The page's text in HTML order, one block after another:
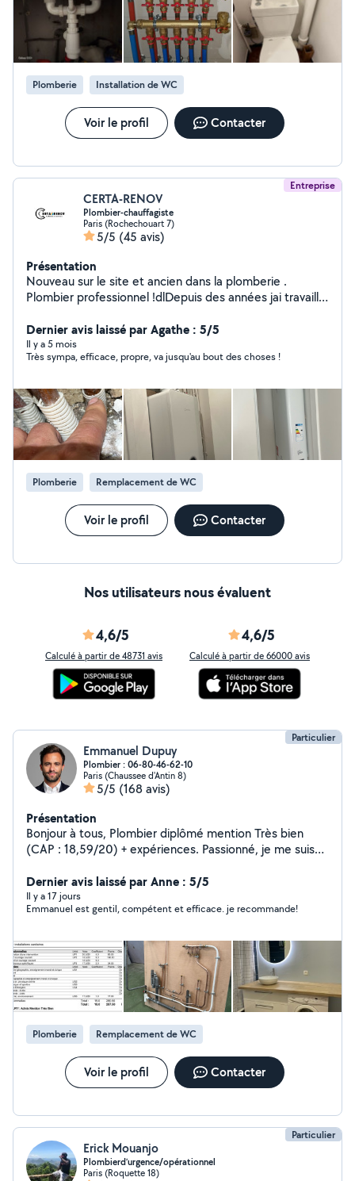
une personne très sérieuse, à l’écoute et extrêmement gentil.
Le travail a été réalisé avec beaucoup de soin, de manière
propre et professionnelle. C’est très rare de tomber sur une
personne aussi compétent, honnête et bienveillant. Je le
recommande sans aucune hésitation, les yeux fermés ! Je
garde précieusement son contact pour mes prochains besoins
et je n’hésiterai pas à faire appel à lui à nouveau. Encore merci
Ousmane pour votre travail et votre gentillesse ! 🙏😊
Plomberie Installation de WC
Voir le profil Contacter
Entreprise
CERTA-RENOV
Plombier-chauffagiste
Paris (Rochechouart 7)
5/5 (45 avis)
Présentation
Nouveau sur le site et ancien dans la plomberie .
Plombier professionnel !dlDepuis des années jai travaillé
m'occupais de plus de 1200 logements. Diplômé en
plomberie ( sanitaire) et chauffage .je me déplace très
rapidement, une URGENCE ? WC, douche, lavabo
également la rénovation ou la création de réseau d'eau
dans les cuisines et salle de bain. Rénovation complète
de votre salle de bain, WC, cuisine avec devis sérieux et
détaillé.
Dernier avis laissé par Agathe : 5/5
Il y a 5 mois
Très sympa, efficace, propre, va jusqu'au bout des choses !
Plomberie Remplacement de WC
Voir le profil Contacter
Nos utilisateurs nous évaluent
4,6/5
Calculé à partir de 48731 avis
4,6/5
Calculé à partir de 66000 avis
Particulier
Emmanuel Dupuy
Plombier : 06-80-46-62-10
Paris (Chaussee d'Antin 8)
5/5 (168 avis)
Présentation
Bonjour à tous, Plombier diplômé mention Très bien
(CAP : 18,59/20) + expériences. Passionné, je me suis
également ingénieur, passé par le consortium Airbus à
Toulouse en tant qu'ingénieur sur des projets de
développement durables, RSE (green cockpit A320,
rénovation énergétique auprès des collectivités
territoriales. À venir : CAP installation thermique +
certification froid + gaz Emmanuel
Dernier avis laissé par Anne : 5/5
Il y a 17 jours
Emmanuel est gentil, compétent et efficace. je recommande!
Plomberie Remplacement de WC
Voir le profil Contacter
Particulier
Erick Mouanjo
Plombierd’urgence/opérationnel
Paris (Roquette 18)